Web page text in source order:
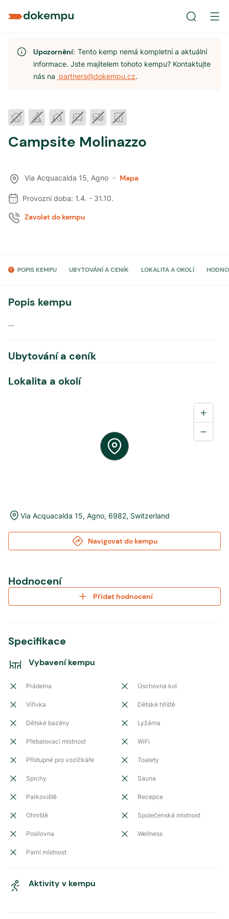
Upozornění:Tento kemp nemá kompletní a aktuální
informace. Jste majitelem tohoto kempu? Kontaktujte
nás na partners@dokempu.cz.
Campsite Molinazzo
Via Acquacalda 15, Agno Mapa
Provozní doba: 1.4. - 31.10.
Zavolat do kempu
POPIS KEMPU UBYTOVÁNÍ A CENÍK LOKALITA A OKOLÍ
Popis kempu
...
Ubytování a ceník
Lokalita a okolí
Via Acquacalda 15, Agno, 6982, Switzerland
Navigovat do kempu
Hodnocení
Přidat hodnocení
Specifikace
Vybavení kempu
Prádelna Úschovna kol
Vířivka Dětské hřiště
Dětské bazény Lyžárna
Přebalovací místnost WiFi
Přístupné pro vozíčkáře Toalety
Sprchy Sauna
Parkoviště Recepce
Ohniště Společenská místnost
Posilovna Wellness
Parní místnost
Aktivity v kempu